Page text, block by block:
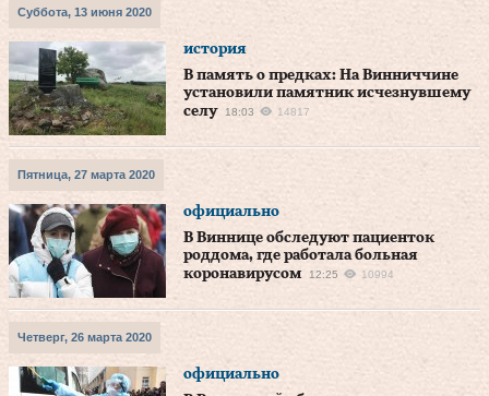
Суббота, 13 июня 2020
история
В память о предках: На Винниччине
установили памятник исчезнувшему
селу
18:03 14817
Пятница, 27 марта 2020
официально
В Виннице обследуют пациенток
роддома, где работала больная
коронавирусом
12:25 10994
Четверг, 26 марта 2020
официально